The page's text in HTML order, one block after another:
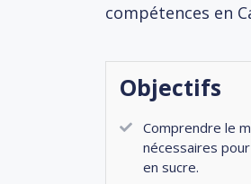
compétences en
Objectifs
Comprendre le
nécessaires
en sucre.